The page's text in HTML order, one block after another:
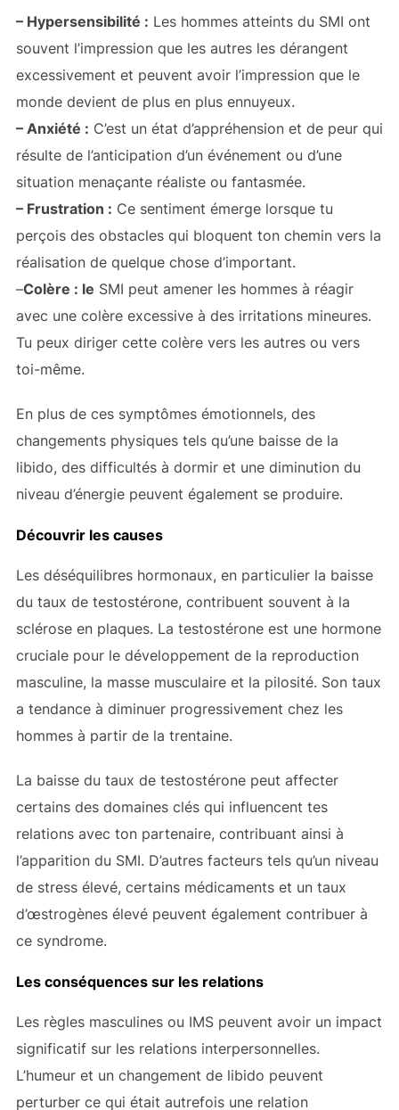
– Hypersensibilité : Les hommes atteints du SMI ont
souvent l’impression que les autres les dérangent
excessivement et peuvent avoir l’impression que le
monde devient de plus en plus ennuyeux.
– Anxiété : C’est un état d’appréhension et de peur qui
résulte de l’anticipation d’un événement ou d’une
situation menaçante réaliste ou fantasmée.
– Frustration : Ce sentiment émerge lorsque tu
perçois des obstacles qui bloquent ton chemin vers la
réalisation de quelque chose d’important.
–Colère : le SMI peut amener les hommes à réagir
avec une colère excessive à des irritations mineures.
Tu peux diriger cette colère vers les autres ou vers
toi-même.
En plus de ces symptômes émotionnels, des
changements physiques tels qu’une baisse de la
libido, des difficultés à dormir et une diminution du
niveau d’énergie peuvent également se produire.
Découvrir les causes
Les déséquilibres hormonaux, en particulier la baisse
du taux de testostérone, contribuent souvent à la
sclérose en plaques. La testostérone est une hormone
cruciale pour le développement de la reproduction
masculine, la masse musculaire et la pilosité. Son taux
a tendance à diminuer progressivement chez les
hommes à partir de la trentaine.
La baisse du taux de testostérone peut affecter
certains des domaines clés qui influencent tes
relations avec ton partenaire, contribuant ainsi à
l’apparition du SMI. D’autres facteurs tels qu’un niveau
de stress élevé, certains médicaments et un taux
d’œstrogènes élevé peuvent également contribuer à
ce syndrome.
Les conséquences sur les relations
Les règles masculines ou IMS peuvent avoir un impact
significatif sur les relations interpersonnelles.
L’humeur et un changement de libido peuvent
perturber ce qui était autrefois une relation